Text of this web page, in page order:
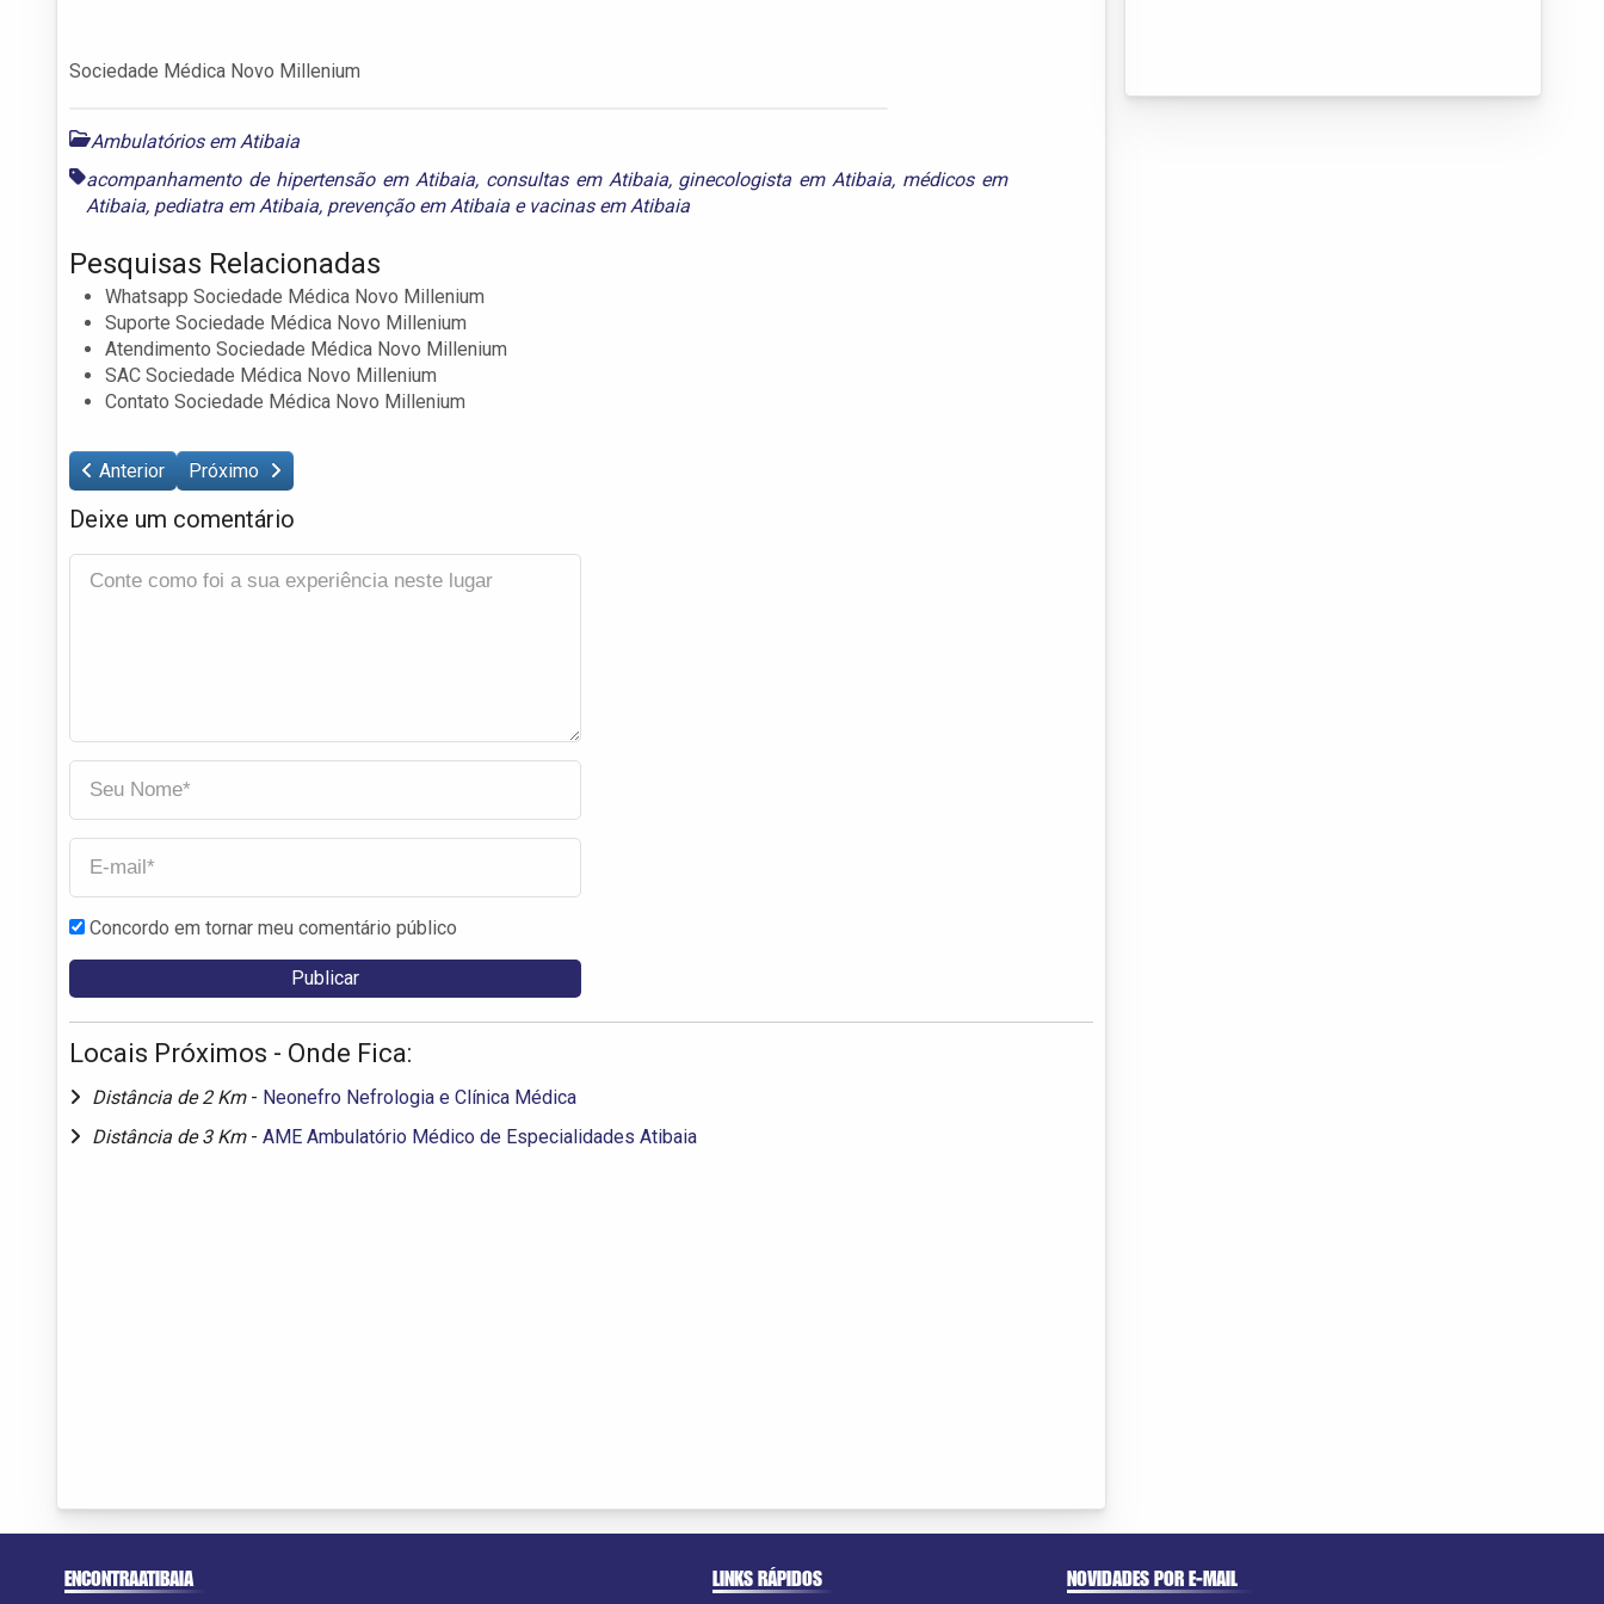
Sociedade Médica Novo Millenium
Ambulatórios em Atibaia
acompanhamento de hipertensão em Atibaia, consultas em Atibaia, ginecologista em Atibaia, médicos em
Atibaia, pediatra em Atibaia, prevenção em Atibaia e vacinas em Atibaia
Pesquisas Relacionadas
Whatsapp Sociedade Médica Novo Millenium
Suporte Sociedade Médica Novo Millenium
Atendimento Sociedade Médica Novo Millenium
SAC Sociedade Médica Novo Millenium
Contato Sociedade Médica Novo Millenium
Anterior Próximo
Deixe um comentário
Concordo em tornar meu comentário público
Locais Próximos - Onde Fica:
Distância de 2 Km - Neonefro Nefrologia e Clínica Médica
Distância de 3 Km - AME Ambulatório Médico de Especialidades Atibaia
ENCONTRAATIBAIA LINKS RÁPIDOS NOVIDADES POR E-MAIL